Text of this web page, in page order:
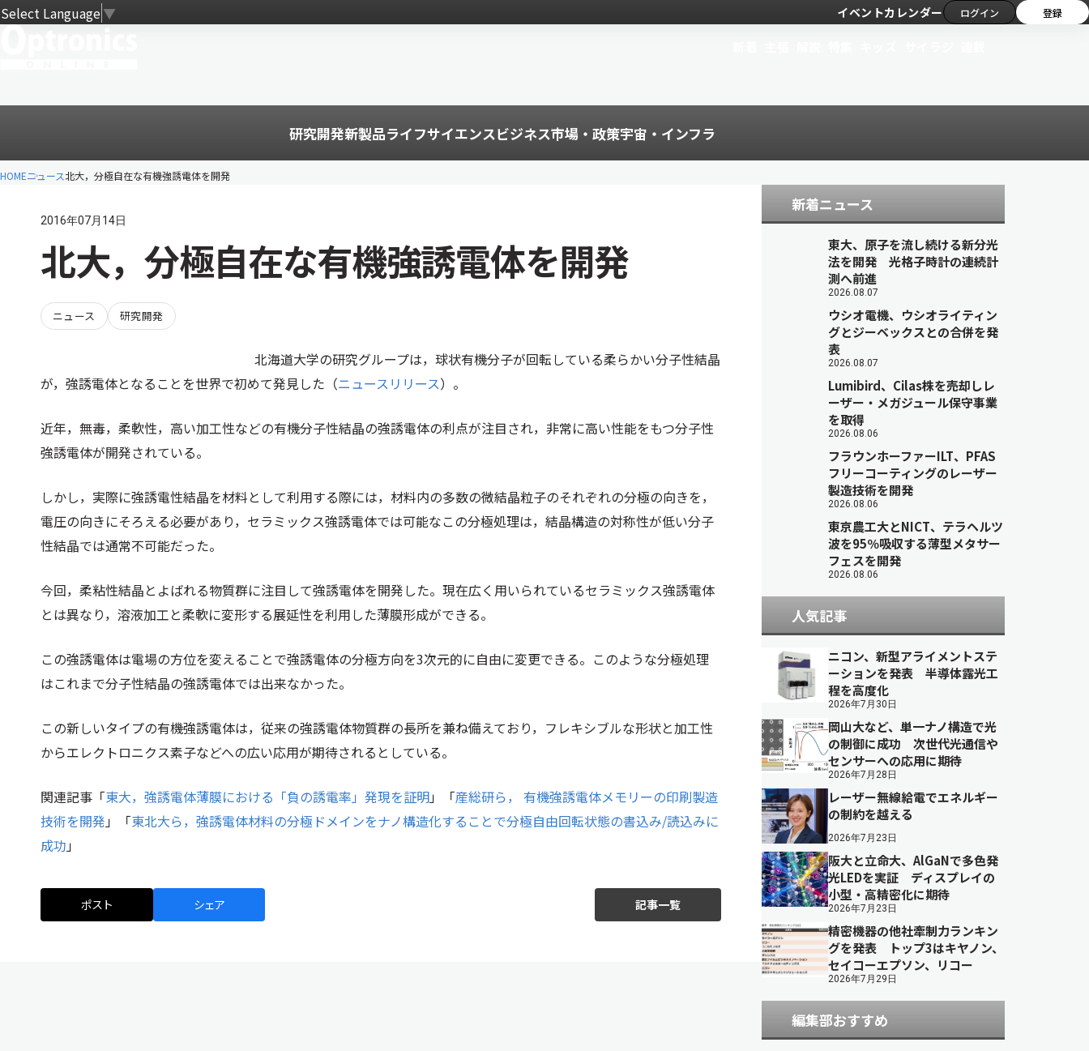
Select Language▼ イベントカレンダー ログイン 登録
研究開発新製品ライフサイエンスビジネス市場・政策宇宙・インフラ
HOMEニュース北大，分極自在な有機強誘電体を開発
2016年07月14日
北大，分極自在な有機強誘電体を開発
ニュース 研究開発
北海道大学の研究グループは，球状有機分子が回転している柔らかい分子性結晶
が，強誘電体となることを世界で初めて発見した（ニュースリリース）。
近年，無毒，柔軟性，高い加工性などの有機分子性結晶の強誘電体の利点が注目され，非常に高い性能をもつ分子性
強誘電体が開発されている。
しかし，実際に強誘電性結晶を材料として利用する際には，材料内の多数の微結晶粒子のそれぞれの分極の向きを，
電圧の向きにそろえる必要があり，セラミックス強誘電体では可能なこの分極処理は，結晶構造の対称性が低い分子
性結晶では通常不可能だった。
今回，柔粘性結晶とよばれる物質群に注目して強誘電体を開発した。現在広く用いられているセラミックス強誘電体
とは異なり，溶液加工と柔軟に変形する展延性を利用した薄膜形成ができる。
この強誘電体は電場の方位を変えることで強誘電体の分極方向を3次元的に自由に変更できる。このような分極処理
はこれまで分子性結晶の強誘電体では出来なかった。
この新しいタイプの有機強誘電体は，従来の強誘電体物質群の長所を兼ね備えており，フレキシブルな形状と加工性
からエレクトロニクス素子などへの広い応用が期待されるとしている。
関連記事「東大，強誘電体薄膜における「負の誘電率」発現を証明」「産総研ら， 有機強誘電体メモリーの印刷製造
技術を開発」「東北大ら，強誘電体材料の分極ドメインをナノ構造化することで分極自由回転状態の書込み/読込みに
成功」
ポスト シェア 記事一覧
新着ニュース
東大、原子を流し続ける新分光
法を開発 光格子時計の連続計
測へ前進
2026.08.07
ウシオ電機、ウシオライティン
グとジーベックスとの合併を発
表
2026.08.07
Lumibird、Cilas株を売却しレ
ーザー・メガジュール保守事業
を取得
2026.08.06
フラウンホーファーILT、PFAS
フリーコーティングのレーザー
製造技術を開発
2026.08.06
東京農工大とNICT、テラヘルツ
波を95％吸収する薄型メタサー
フェスを開発
2026.08.06
人気記事
ニコン、新型アライメントステ
ーションを発表 半導体露光工
程を高度化
2026年7月30日
岡山大など、単一ナノ構造で光
の制御に成功 次世代光通信や
センサーへの応用に期待
2026年7月28日
レーザー無線給電でエネルギー
の制約を越える
2026年7月23日
阪大と立命大、AlGaNで多色発
光LEDを実証 ディスプレイの
小型・高精密化に期待
2026年7月23日
精密機器の他社牽制力ランキン
グを発表 トップ3はキヤノン、
セイコーエプソン、リコー
2026年7月29日
編集部おすすめ